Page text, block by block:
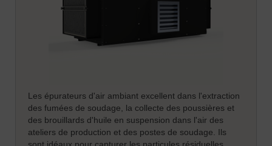
Les épurateurs d'air ambiant excellent dans l'extraction
des fumées de soudage, la collecte des poussières et
des brouillards d'huile en suspension dans l'air des
ateliers de production et des postes de soudage. Ils